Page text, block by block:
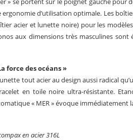
d’utilisation optimale. Les
acier et lunette noire) pour les
aux dimensions très masculines
force des océans »
tout acier au design aussi radical
en toile noire ultra-résistante.
« MER » évoque immédiatement
en acier 316L
La Santos de